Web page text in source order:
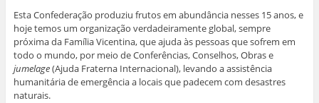
Esta Confederação produziu frutos em abundância nesses 15 anos, e
hoje temos um organização verdadeiramente global, sempre
próxima da Família Vicentina, que ajuda às pessoas que sofrem em
todo o mundo, por meio de Conferências, Conselhos, Obras e
jumelage(Ajuda Fraterna Internacional), levando a assistência
humanitária de emergência a locais que padecem com desastres
naturais.